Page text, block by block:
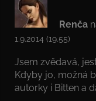
Renča
1.9.2014 (19.55)
Jsem zvědavá,
Kdyby jo, možná
autorky i Bitten a